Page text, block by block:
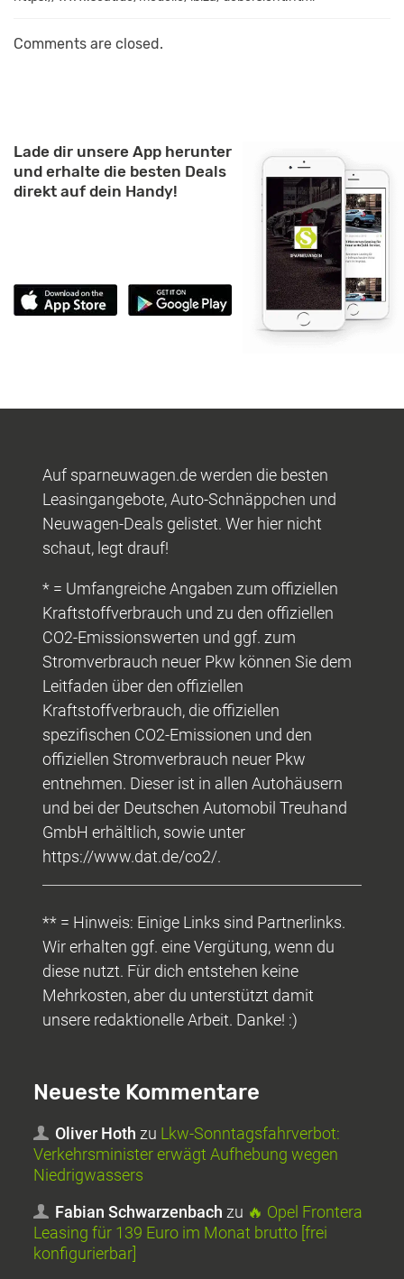
Comments are closed.
Lade dir unsere App herunter
und erhalte die besten Deals
direkt auf dein Handy!
Auf sparneuwagen.de werden die besten
Leasingangebote, Auto-Schnäppchen und
Neuwagen-Deals gelistet. Wer hier nicht
schaut, legt drauf!
* = Umfangreiche Angaben zum offiziellen
Kraftstoffverbrauch und zu den offiziellen
CO2-Emissionswerten und ggf. zum
Stromverbrauch neuer Pkw können Sie dem
Leitfaden über den offiziellen
Kraftstoffverbrauch, die offiziellen
spezifischen CO2-Emissionen und den
offiziellen Stromverbrauch neuer Pkw
entnehmen. Dieser ist in allen Autohäusern
und bei der Deutschen Automobil Treuhand
GmbH erhältlich, sowie unter
https://www.dat.de/co2/.
** = Hinweis: Einige Links sind Partnerlinks.
Wir erhalten ggf. eine Vergütung, wenn du
diese nutzt. Für dich entstehen keine
Mehrkosten, aber du unterstützt damit
unsere redaktionelle Arbeit. Danke! :)
Neueste Kommentare
Oliver Hoth zu Lkw-Sonntagsfahrverbot:
Verkehrsminister erwägt Aufhebung wegen
Niedrigwassers
Fabian Schwarzenbach zu 🔥 Opel Frontera
Leasing für 139 Euro im Monat brutto [frei
konfigurierbar]